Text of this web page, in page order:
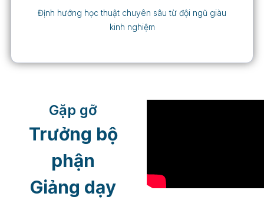
Định hướng học thuật chuyên sâu từ đội ngũ giàu
kinh nghiệm
Gặp gỡ
Trưởng bộ
phận
Giảng dạy